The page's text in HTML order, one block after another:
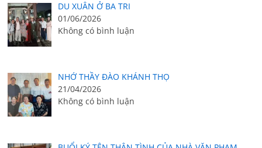
DU XUÂN Ở BA TRI
01/06/2026
Không có bình luận
NHỚ THẦY ĐÀO KHÁNH THỌ
21/04/2026
Không có bình luận